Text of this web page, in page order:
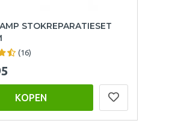
STOKREPARATIESET
(16)
KOPEN